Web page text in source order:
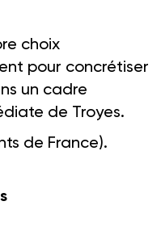
choix
pour concrétiser
un cadre
de Troyes.
de France).